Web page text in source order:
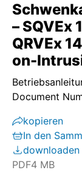
– SQVEx
QRVEx
on-
Document
kopieren
In den
downloaden
PDF4 MB